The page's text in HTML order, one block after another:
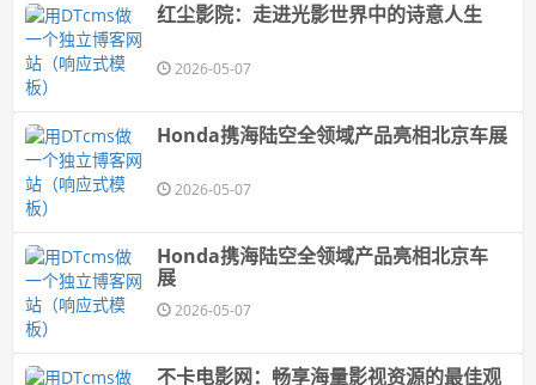
红尘影院：走进光影世界中的诗意人生
2026-05-07
Honda携海陆空全领域产品亮相北京车展
2026-05-07
Honda携海陆空全领域产品亮相北京车
展
2026-05-07
不卡电影网：畅享海量影视资源的最佳观